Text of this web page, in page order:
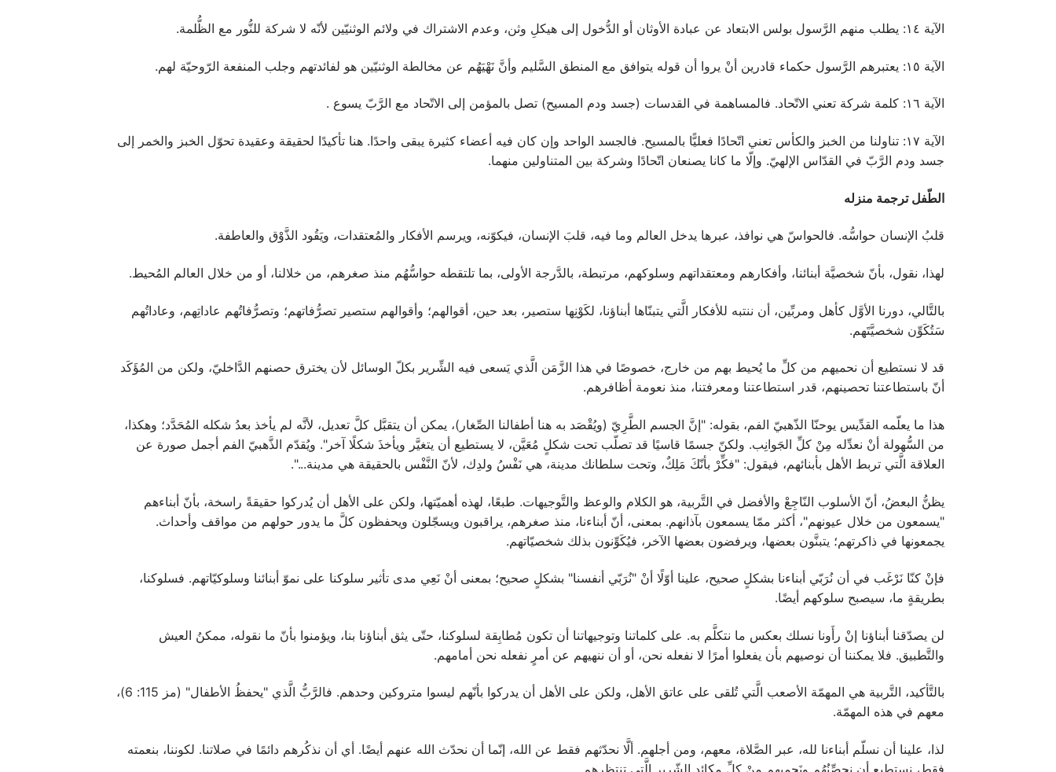
الآية ١٤: يطلب منهم الرَّسول بولس الابتعاد عن عبادة الأوثان أو الدُّخول إلى هيكلِ وثن، وعدم الاشتراك في ولائم الوثنيّين لأنّه لا شركة للنُّور مع الظُّلمة.
الآية ١٥: يعتبرهم الرَّسول حكماء قادرين أنْ يروا أن قوله يتوافق مع المنطق السَّليم وأنَّ نَهْيَهُم عن مخالطة الوثنيّين هو لفائدتهم وجلب المنفعة الرّوحيّة لهم.
الآية ١٦: كلمة شركة تعني الاتّحاد. فالمساهمة في القدسات (جسد ودم المسيح) تصل بالمؤمن إلى الاتّحاد مع الرَّبّ يسوع .
الآية ١٧: تناولنا من الخبز والكأس تعني اتّحادًا فعليًّا بالمسيح. فالجسد الواحد وإن كان فيه أعضاء كثيرة يبقى واحدًا. هنا تأكيدًا لحقيقة وعقيدة تحوّل الخبز والخمر إلى
جسد ودم الرَّبّ في القدّاس الإلهيّ. وإلّا ما كانا يصنعان اتّحادًا وشركة بين المتناولين منهما.
الطّفل ترجمة منزله
قلبُ الإنسان حواسُّه. فالحواسّ هي نوافذ، عبرها يدخل العالم وما فيه، قلبَ الإنسان، فيكوّنه، ويرسم الأفكار والمُعتقدات، ويَقُود الذَّوْق والعاطفة.
لهذا، نقول، بأنّ شخصيَّة أبنائنا، وأفكارهم ومعتقداتهم وسلوكهم، مرتبطة، بالدَّرجة الأولى، بما تلتقطه حواسُّهُم منذ صغرهم، من خلالنا، أو من خلال العالم المُحيط.
بالتَّالي، دورنا الأوَّل كأهل ومربِّين، أن ننتبه للأفكار الَّتي يتبنّاها أبناؤنا، لكَوْنِها ستصير، بعد حين، أقوالهم؛ وأقوالهم ستصير تصرُّفاتهم؛ وتصرُّفاتُهم عاداتِهم، وعاداتُهم
سَتُكَوِّن شخصيَّتَهم.
قد لا نستطيع أن نحميهم من كلِّ ما يُحيط بهم من خارج، خصوصًا في هذا الزَّمَن الَّذي يَسعى فيه الشِّرير بكلّ الوسائل لأن يخترق حصنهم الدَّاخليّ، ولكن من المُؤَكَد
أنّ باستطاعتنا تحصينهم، قدر استطاعتنا ومعرفتنا، منذ نعومة أظافرهم.
هذا ما يعلّمه القدِّيس يوحنّا الذّهبيّ الفم، بقوله: "إنَّ الجسم الطَّرِيّ (ويُقْصَد به هنا أطفالنا الصِّغار)، يمكن أن يتقبَّل كلَّ تعديل، لأنَّه لم يأخذ بعدُ شكله المُحَدَّد؛ وهكذا،
من السُّهولة أنْ نعدِّله مِنْ كلِّ الجَوانِب. ولكنّ جسمًا قاسيًا قد تصلّب تحت شكلٍ مُعَيَّن، لا يستطيع أن يتغيَّر ويأخذَ شكلًا آخر". ويُقدّم الذَّهبيّ الفم أجمل صورة عن
العلاقة الَّتي تربط الأهل بأبنائهم، فيقول: "فكِّرْ بأنّكَ مَلِكٌ، وتحت سلطانك مدينة، هي نَفْسُ ولدِك، لأنّ النَّفْس بالحقيقة هي مدينة...".
يظنُّ البعضُ، أنّ الأسلوب النّاجِعْ والأفضل في التَّربية، هو الكلام والوعظ والتَّوجيهات. طبعًا، لهذه أهميّتها، ولكن على الأهل أن يُدركوا حقيقةً راسخة، بأنّ أبناءهم
"يسمعون من خلال عيونهم"، أكثر ممّا يسمعون بآذانهم. بمعنى، أنّ أبناءنا، منذ صغرهم، يراقبون ويسجّلون ويحفظون كلَّ ما يدور حولهم من مواقف وأحداث.
يجمعونها في ذاكرتهم؛ يتبنَّون بعضها، ويرفضون بعضها الآخر، فيُكَوِّنون بذلك شخصيّاتهم.
فإنْ كنّا نَرْغَب في أن نُرَبّي أبناءنا بشكلٍ صحيح، علينا أوّلًا أنْ "نُرَبّي أنفسنا" بشكلٍ صحيح؛ بمعنى أنْ نَعِي مدى تأثير سلوكنا على نموّ أبنائنا وسلوكيّاتهم. فسلوكنا،
بطريقةٍ ما، سيصبح سلوكهم أيضًا.
لن يصدّقنا أبناؤنا إنْ رأَونا نسلك بعكس ما نتكلَّم به. على كلماتنا وتوجيهاتنا أن تكون مُطابِقة لسلوكنا، حتّى يثق أبناؤنا بنا، ويؤمنوا بأنّ ما نقوله، ممكنُ العيش
والتَّطبيق. فلا يمكننا أن نوصيهم بأن يفعلوا أمرًا لا نفعله نحن، أو أن ننهيهم عن أمرٍ نفعله نحن أمامهم.
بالتَّأكيد، التَّربية هي المهمّة الأصعب الَّتي تُلقى على عاتق الأهل، ولكن على الأهل أن يدركوا بأنّهم ليسوا متروكين وحدهم. فالرَّبُّ الَّذي "يحفظُ الأطفال" (مز 115: 6)،
معهم في هذه المهمّة.
لذا، علينا أن نسلّم أبناءنا لله، عبر الصَّلاة، معهم، ومن أجلهم. ألَّا نحدّثهم فقط عن الله، إنّما أن نحدّث الله عنهم أيضًا. أي أن نذكُرهم دائمًا في صلاتنا. لكوننا، بنعمته